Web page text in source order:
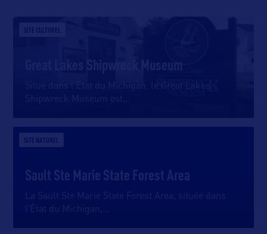
SITE CULTUREL
Situé dans l’État du Michigan, le Great Lakes
SITE NATUREL
Sault Ste Marie State Forest Area
La Sault Ste Marie State Forest Area, située dans
l’État du Michigan,